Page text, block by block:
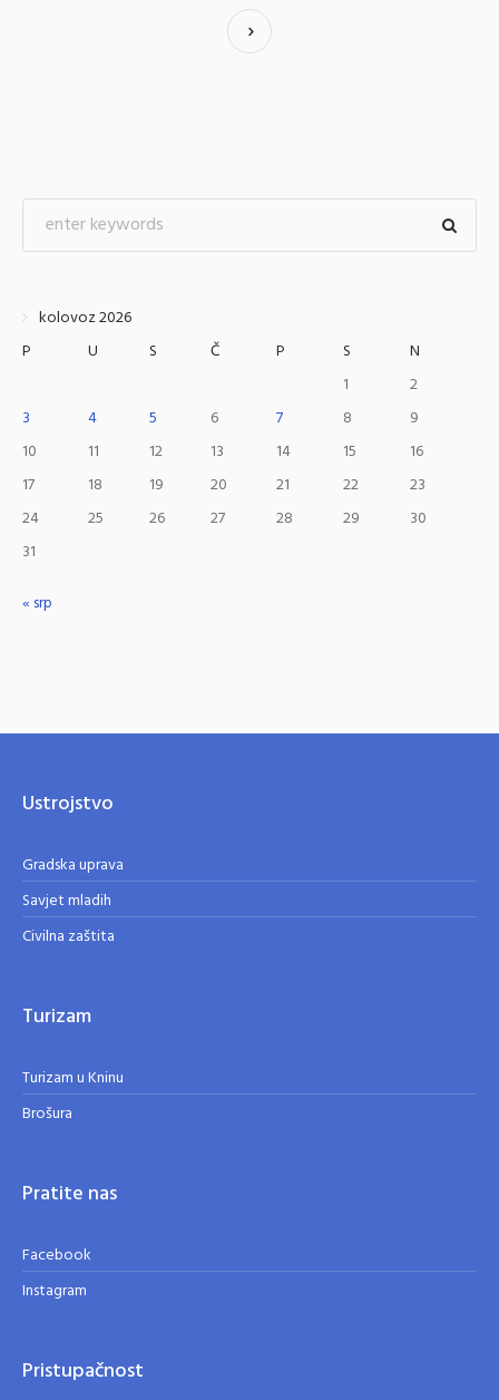
kolovoz 2026
P
U S Č P S
N
1
2
3
4 5 6 7 8
9
10
11 12 13 14 15
16
17
18 19 20 21 22
23
24
25 26 27 28 29
30
31
« srp
Ustrojstvo
Gradska uprava
Savjet mladih
Civilna zaštita
Turizam
Turizam u Kninu
Brošura
Pratite nas
Facebook
Instagram
Pristupačnost